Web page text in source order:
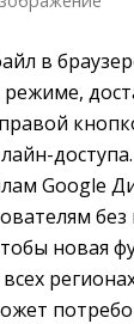
в
Google
без
новая